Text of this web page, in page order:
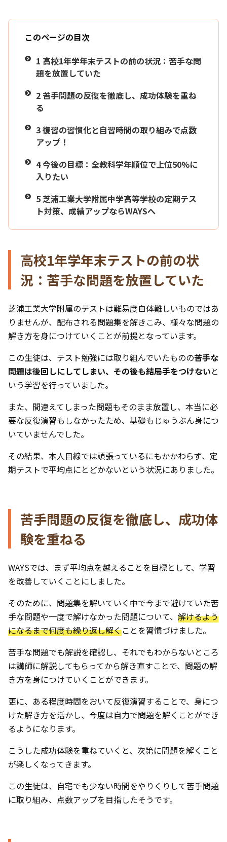
このページの目次
1 高校1年学年末テストの前の状況：苦手な問
題を放置していた
2 苦手問題の反復を徹底し、成功体験を重ね
る
3復習の習慣化と自習時間の取り組みで点数
アップ！
4今後の目標：全教科学年順位で上位50%に
入りたい
5芝浦工業大学附属中学高等学校の定期テス
ト対策、成績アップならWAYSへ
高校1年学年末テストの前の状
況：苦手な問題を放置していた
芝浦工業大学附属のテストは難易度自体難しいものではあ
りませんが、配布される問題集を解きこみ、様々な問題の
解き方を身につけていくことが前提となっています。
この生徒は、テスト勉強には取り組んでいたものの苦手な
問題は後回しにしてしまい、その後も結局手をつけないと
いう学習を行っていました。
また、間違えてしまった問題もそのまま放置し、本当に必
要な反復演習もしなかったため、基礎もじゅうぶん身につ
いていませんでした。
その結果、本人目線では頑張っているにもかかわらず、定
期テストで平均点にとどかないという状況にありました。
苦手問題の反復を徹底し、成功体
験を重ねる
WAYSでは、まず平均点を越えることを目標として、学習
を改善していくことにしました。
そのために、問題集を解いていく中で今まで避けていた苦
手な問題や一度で解けなかった問題について、 解けるよう
になるまで何度も繰り返し解くことを習慣づけました。
苦手な問題でも解説を確認し、それでもわからないところ
は講師に解説してもらってから解き直すことで、問題の解
き方を身につけていくことができます。
更に、ある程度時間をおいて反復演習することで、身につ
けた解き方を活かし、今度は自力で問題を解くことができ
るようになります。
こうした成功体験を重ねていくと、次第に問題を解くこと
が楽しくなってきます。
この生徒は、自宅でも少ない時間をやりくりして苦手問題
に取り組み、点数アップを目指したそうです。